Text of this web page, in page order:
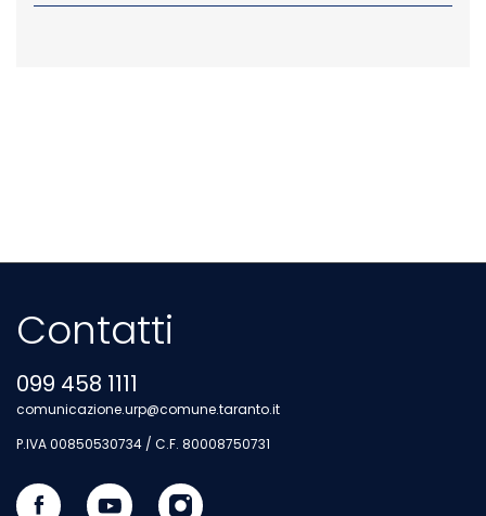
Contatti
099 458 1111
comunicazione.urp@comune.taranto.it
P.IVA 00850530734 / C.F. 80008750731